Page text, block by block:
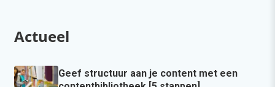
Actueel
Geef structuur aan je content met een